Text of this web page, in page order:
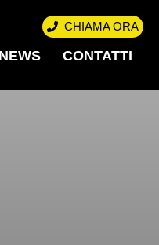
CHIAMA ORA
CONTATTI